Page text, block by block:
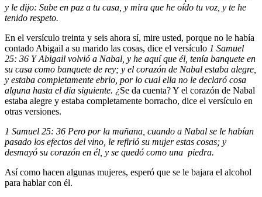
y le dijo: Sube en paz a tu casa, y mira que he oído tu voz, y te he
tenido respeto.
En el versículo treinta y seis ahora sí, mire usted, porque no le había
contado Abigail a su marido las cosas, dice el versículo 1 Samuel
25: 36 Y Abigail volvió a Nabal, y he aquí que él, tenía banquete en
su casa como banquete de rey; y el corazón de Nabal estaba alegre,
y estaba completamente ebrio, por lo cual ella no le declaró cosa
alguna hasta el dia siguiente. ¿Se da cuenta? Y el corazón de Nabal
estaba alegre y estaba completamente borracho, dice el versículo en
otras versiones.
1 Samuel 25: 36 Pero por la mañana, cuando a Nabal se le habían
pasado los efectos del vino, le refirió su mujer estas cosas; y
desmayó su corazón en él, y se quedó como una piedra.
Así como hacen algunas mujeres, esperó que se le bajara el alcohol
para hablar con él.